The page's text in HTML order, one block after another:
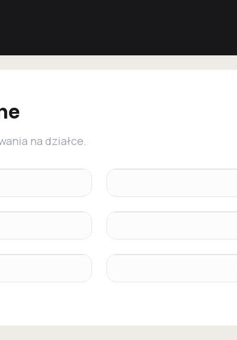
na działce.